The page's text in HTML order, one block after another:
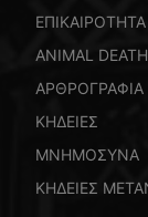
ΕΠΙΚΑΙΡΟΤΗΤΑ
ANIMAL
ΑΡΘΡΟΓΡΑΦΙΑ
ΚΗΔΕΙΕΣ
ΜΝΗΜΟΣΥΝΑ
ΚΗΔΕΙΕΣ